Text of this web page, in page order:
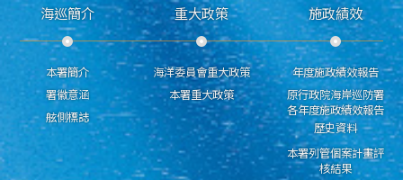
海巡簡介
本署簡介
署徽意涵
舷側標誌
重大政策
海洋委員會重大政策
本署重大政策
施政績效
年度施政績效報告
原行政院海岸巡防署
各年度施政績效報告
歷史資料
本署列管個案計畫評
核結果